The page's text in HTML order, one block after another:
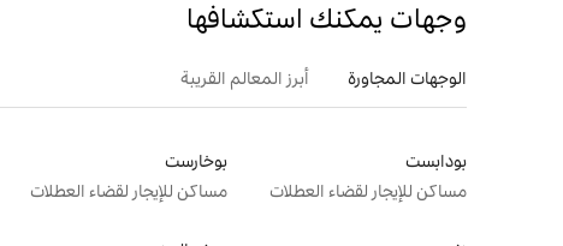
وجهات يمكنك استكشافها
الوجهات المجاورة أبرز المعالم القريبة
بودابست
مساكن للإيجار لقضاء العطلات
بوخارست
مساكن للإيجار لقضاء العطلات